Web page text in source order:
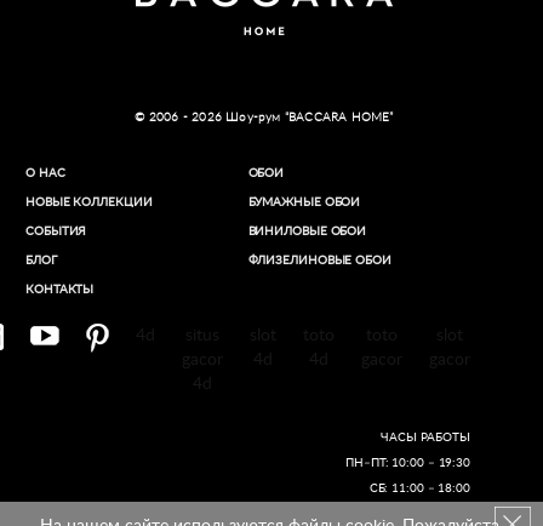
© 2006 - 2026 Шоу-рум “BACCARA HOME”
О НАС
НОВЫЕ КОЛЛЕКЦИИ
СОБЫТИЯ
БЛОГ
КОНТАКТЫ
ОБОИ
БУМАЖНЫЕ ОБОИ
ВИНИЛОВЫЕ ОБОИ​
ФЛИЗЕЛИНОВЫЕ ОБОИ
ЧАСЫ РАБОТЫ
ПН–ПТ: 10:00 – 19:30
СБ: 11:00 – 18:00